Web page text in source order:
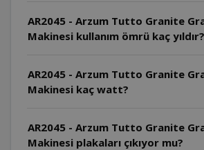
AR2045 - Arzum Tutto Granite
Makinesi kullanım ömrü kaç yıldır?
AR2045 - Arzum Tutto Granite
Makinesi kaç watt?
AR2045 - Arzum Tutto Granite
Makinesi plakaları çıkıyor mu?